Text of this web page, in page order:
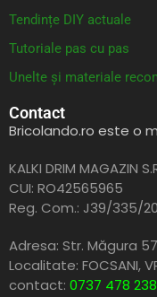
Tendințe DIY actuale
Tutoriale pas cu pas
Unelte și materiale
Contact
Bricolando.ro este o
KALKI DRIM MAGAZIN
CUI: RO42565965
Reg. Com.: J39/335/
Adresa: Str. Măgura
Localitate: FOCSANI,
contact: 0737 478 238